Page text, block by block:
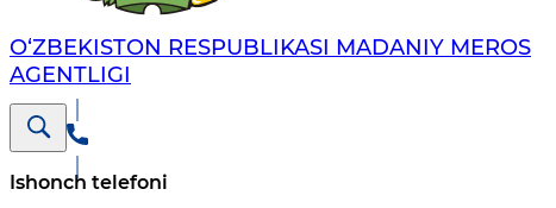
O‘ZBEKISTON RESPUBLIKASI MADANIY MEROS
AGENTLIGI
Ishonch telefoni